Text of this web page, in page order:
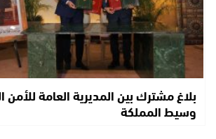
بلاغ مشترك بين المديرية العامة
وسيط المملكة